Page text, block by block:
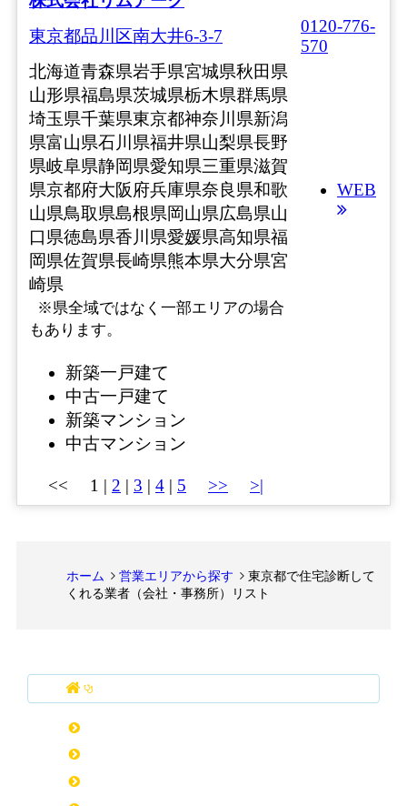
東京都品川区南大井6-3-7
0120-776-
570
北海道青森県岩手県宮城県秋田県
山形県福島県茨城県栃木県群馬県
埼玉県千葉県東京都神奈川県新潟
県富山県石川県福井県山梨県長野
県岐阜県静岡県愛知県三重県滋賀
県京都府大阪府兵庫県奈良県和歌
山県鳥取県島根県岡山県広島県山
口県徳島県香川県愛媛県高知県福
岡県佐賀県長崎県熊本県大分県宮
崎県
※県全域ではなく一部エリアの場合
もあります。
WEB
新築一戸建て
中古一戸建て
新築マンション
中古マンション
<< 1 | 2 | 3 | 4 | 5 >> >|
ホーム 営業エリアから探す
東京都で住宅診断して
くれる業者（会社・事務所）リスト
住宅診断（ホームインスペクション） ナビ
HOME
本社エリアから探す
営業エリアから探す